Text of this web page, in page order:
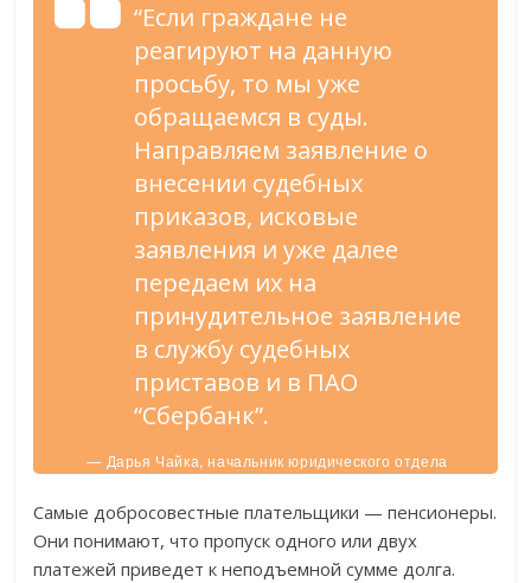
“Если граждане не
реагируют на данную
просьбу, то мы уже
обращаемся в суды.
Направляем заявление о
внесении судебных
приказов, исковые
заявления и уже далее
передаем их на
принудительное заявление
в службу судебных
приставов и в ПАО
“Сбербанк”.
— Дарья Чайка, начальник юридического отдела
ООО “РАЦ”.
Самые добросовестные плательщики — пенсионеры.
Они понимают, что пропуск одного или двух
платежей приведет к неподъемной сумме долга.